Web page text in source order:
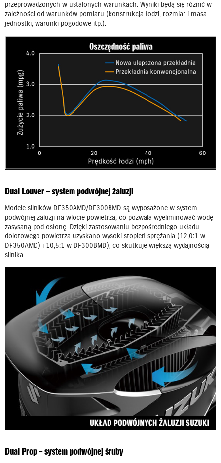
przeprowadzonych w ustalonych warunkach. Wyniki będą się różnić w
zależności od warunków pomiaru (konstrukcja łodzi, rozmiar i masa
jednostki, warunki pogodowe itp.).
Dual Louver – system podwójnej żaluzji
Modele silników DF350AMD/DF300BMD są wyposażone w system
podwójnej żaluzji na wlocie powietrza, co pozwala wyeliminować wodę
zasysaną pod osłonę. Dzięki zastosowaniu bezpośredniego układu
dolotowego powietrza uzyskano wysoki stopień sprężania (12,0:1 w
DF350AMD) i 10,5:1 w DF300BMD), co skutkuje większą wydajnością
silnika.
Dual Prop – system podwójnej śruby